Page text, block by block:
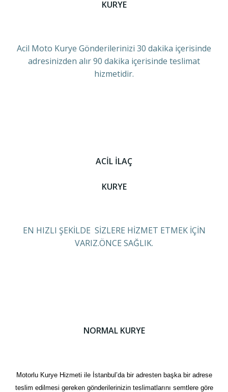
KURYE
Acil Moto Kurye Gönderilerinizi 30 dakika içerisinde
adresinizden alır 90 dakika içerisinde teslimat
hizmetidir.
ACİL İLAÇ
KURYE
EN HIZLI ŞEKİLDE SİZLERE HİZMET ETMEK İÇİN
VARIZ.ÖNCE SAĞLIK.
NORMAL KURYE
Motorlu Kurye Hizmeti ile İstanbul’da bir adresten başka bir adrese
teslim edilmesi gereken gönderilerinizin teslimatlarını semtlere göre